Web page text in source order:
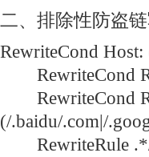
二、排除性防盗
RewriteCond Host:
RewriteCond
RewriteCond
(/.baidu/.com|/
RewriteRule .*/